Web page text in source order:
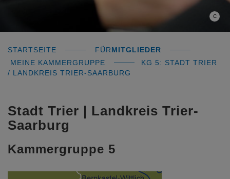
C
STARTSEITE FÜRMITGLIEDER
MEINE KAMMERGRUPPE
KG 5: STADT TRIER
/ LANDKREIS TRIER-SAARBURG
Stadt Trier | Landkreis Trier-
Saarburg
Kammergruppe 5